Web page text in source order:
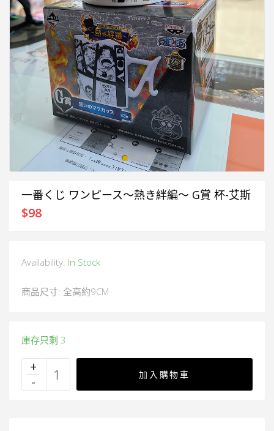
一番くじ ワンピース～熱き絆編～ G賞 杯-艾斯
$98
Availability: In Stock
商品尺寸: 全高約9CM
庫存只剩 3
加入購物車